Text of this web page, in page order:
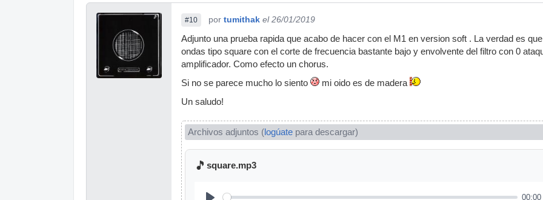
#10 por tumithak el 26/01/2019
Adjunto una prueba rapida que acabo de hacer con el M1 en version soft . La verdad es
ondas tipo square con el corte de frecuencia bastante bajo y envolvente del filtro con 0
amplificador. Como efecto un chorus.
Si no se parece mucho lo siento
mi oido es de madera
Un saludo!
Archivos adjuntos (logúate para descargar)
🎵 square.mp3
00:00